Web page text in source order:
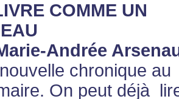
COMME UN
Andrée
chronique au
On peut déjà